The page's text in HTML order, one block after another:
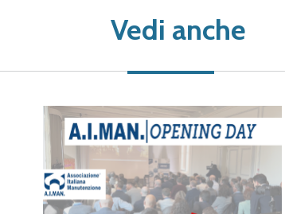
Vedi anche